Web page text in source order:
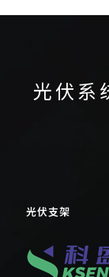
光伏系
光伏支架